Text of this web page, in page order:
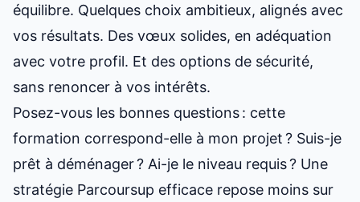
équilibre. Quelques choix ambitieux, alignés avec
vos résultats. Des vœux solides, en adéquation
avec votre profil. Et des options de sécurité,
sans renoncer à vos intérêts.
Posez-vous les bonnes questions : cette
formation correspond-elle à mon projet ? Suis-je
prêt à déménager ? Ai-je le niveau requis ? Une
stratégie Parcoursup efficace repose moins sur